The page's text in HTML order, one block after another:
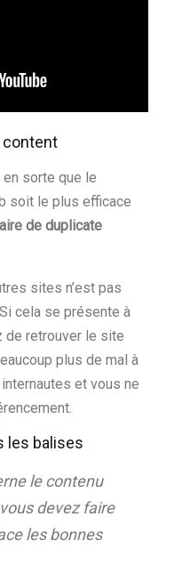
content
en sorte que le
soit le plus efficace
de duplicate
sites n’est pas
cela se présente à
de retrouver le site
plus de mal à
et vous ne
les balises
le contenu
devez faire
les bonnes